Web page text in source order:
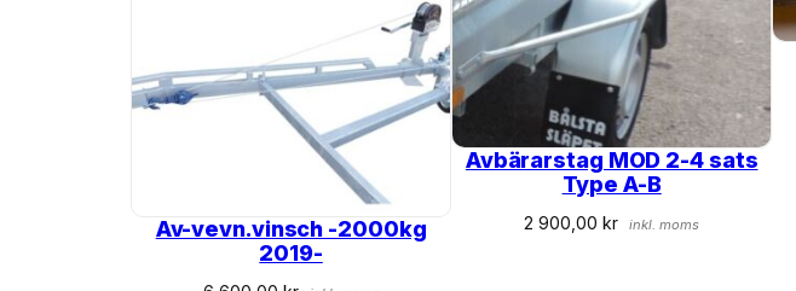
Av-vevn.vinsch -2000kg
2019-
Avbärarstag MOD 2-4 sats
Type A-B
2 900,00kr inkl. moms